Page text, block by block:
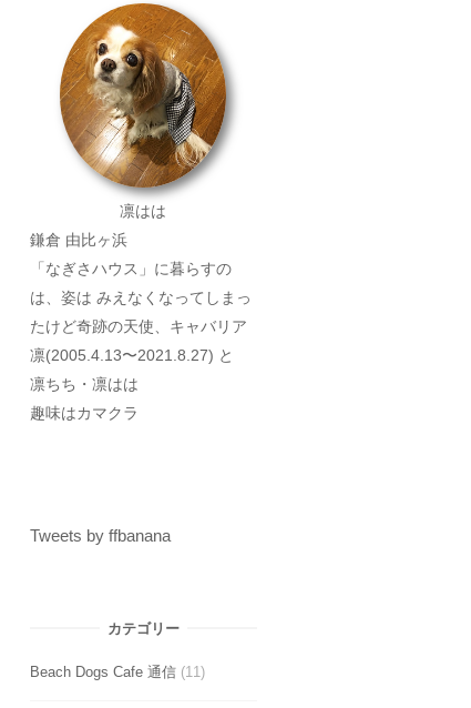
凛はは
鎌倉 由比ヶ浜
「なぎさハウス」に暮らすの
は、姿は みえなくなってしまっ
たけど奇跡の天使、キャバリア
凛(2005.4.13〜2021.8.27) と
凛ちち・凛はは
趣味はカマクラ
Tweets by ffbanana
カテゴリー
Beach Dogs Cafe 通信(11)